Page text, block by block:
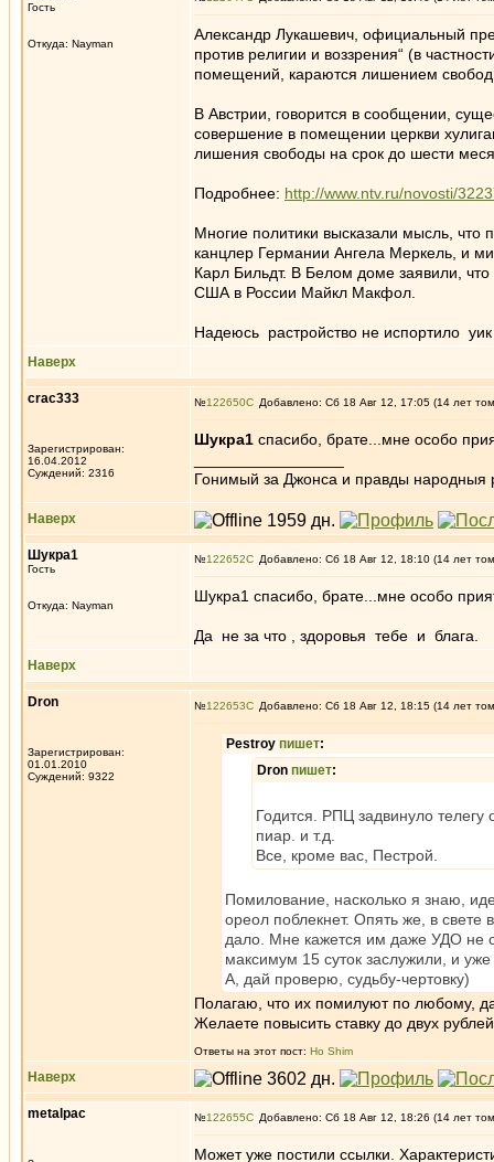
Гость
Откуда: Nayman
Александр Лукашевич, официальный
против религии и воззрения“ (в
помещений, караются лишением
В Австрии, говорится в сообщении,
совершение в помещении церкви
лишения свободы на срок до шести
Подробнее: http://www.ntv.ru/novosti/
Многие политики высказали мысль, что
канцлер Германии Ангела Меркель, и
Карл Бильдт. В Белом доме заявили,
США в России Майкл Макфол.
Надеюсь растройство не испортило
Наверх
crac333
Зарегистрирован:
16.04.2012
Суждений: 2316
№122650 Добавлено: Сб 18 Авг 12, 17:05 (14 лет
Шукра1 спасибо, брате...мне особо
Гонимый за Джонса и правды народныя
Наверх
Шукра1
Гость
Откуда: Nayman
№122652 Добавлено: Сб 18 Авг 12, 18:10 (14 лет
Шукра1 спасибо, брате...мне особо
Да не за что , здоровья тебе и блага.
Наверх
Dron
Зарегистрирован:
01.01.2010
Суждений: 9322
№122653 Добавлено: Сб 18 Авг 12, 18:15 (14 лет
Pestroy пишет:
Dron пишет:
Годится. РПЦ задвинуло
пиар. и т.д.
Все, кроме вас, Пестрой.
Помилование, насколько я знаю,
ореол поблекнет. Опять же, в свете
дало. Мне кажется им даже УДО не
максимум 15 суток заслужили, и
А, дай проверю, судьбу-чертовку)
Полагаю, что их помилуют по любому,
Желаете повысить ставку до двух
Ответы на этот пост: Ho Shim
Наверх
metalpac №122655 Добавлено: Сб 18 Авг 12, 18:26 (14 лет
Может уже постили ссылки.